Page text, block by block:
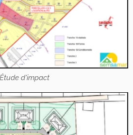
Étude d'impact